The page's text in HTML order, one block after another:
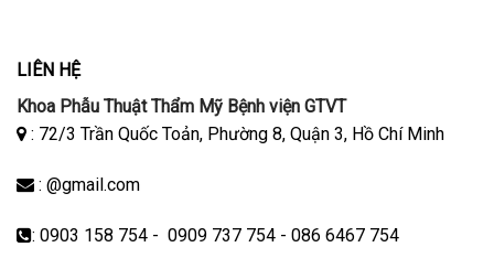
LIÊN HỆ
Khoa Phẫu Thuật Thẩm Mỹ Bệnh viện GTVT
: 72/3 Trần Quốc Toản, Phường 8, Quận 3, Hồ Chí Minh
: @gmail.com
: 0903 158 754 - 0909 737 754 - 086 6467 754